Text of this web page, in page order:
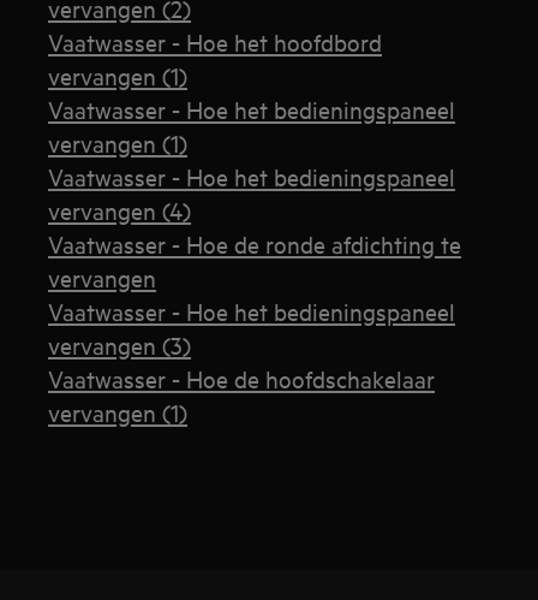
vervangen (2)
Vaatwasser - Hoe het hoofdbord
vervangen (1)
Vaatwasser - Hoe het bedieningspaneel
vervangen (1)
Vaatwasser - Hoe het bedieningspaneel
vervangen (4)
Vaatwasser - Hoe de ronde afdichting te
vervangen
Vaatwasser - Hoe het bedieningspaneel
vervangen (3)
Vaatwasser - Hoe de hoofdschakelaar
vervangen (1)